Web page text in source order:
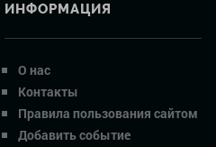
ИНФОРМАЦИЯ
О нас
Контакты
Правила пользования сайтом
Добавить событие